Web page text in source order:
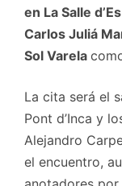
en La Salle
Carlos Juliá
Sol Varela
La cita será el
Pont d’Inca y
Alejandro
el encuentro,